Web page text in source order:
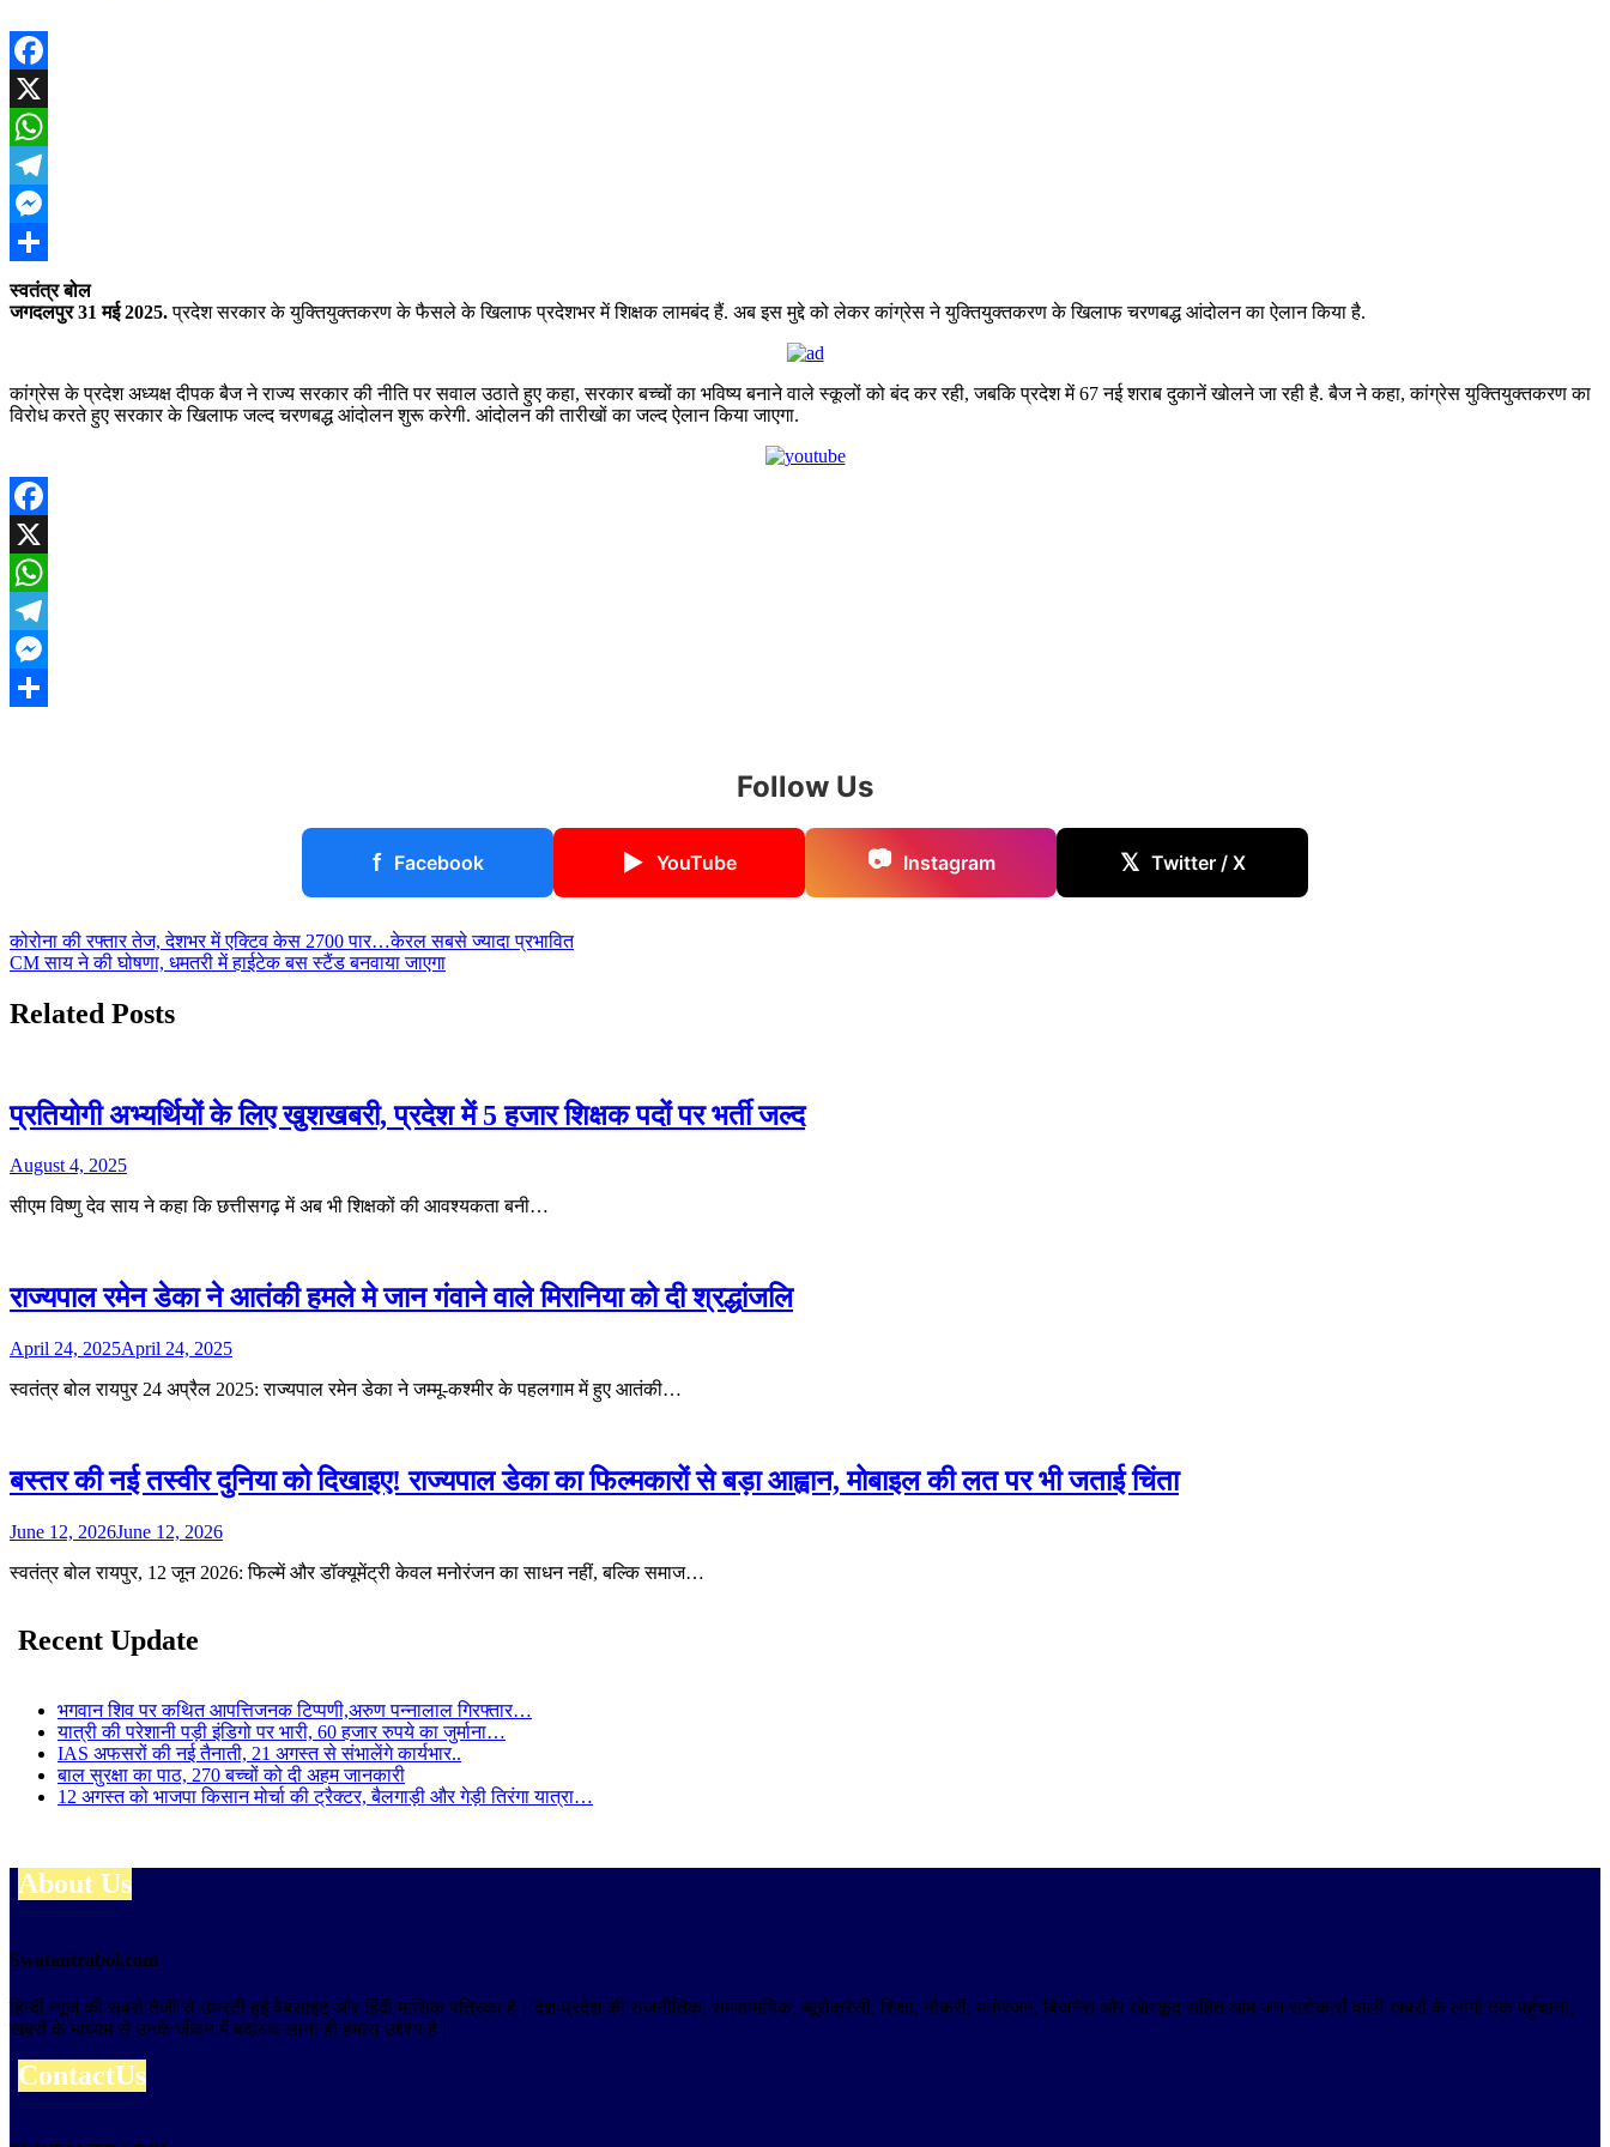
Facebook
X
WhatsApp
Telegram
Messenger
Share
स्वतंत्र बोल
जगदलपुर 31 मई 2025.प्रदेश सरकार के युक्तियुक्तकरण के फैसले के खिलाफ प्रदेशभर में शिक्षक लामबंद हैं. अब इस मुद्दे को लेकर कांग्रेस ने युक्तियुक्तकरण के खिलाफ चरणबद्ध आंदोलन का ऐलान किया है.
कांग्रेस के प्रदेश अध्यक्ष दीपक बैज ने राज्य सरकार की नीति पर सवाल उठाते हुए कहा, सरकार बच्चों का भविष्य बनाने वाले स्कूलों को बंद कर रही, जबकि प्रदेश में 67 नई शराब दुकानें खोलने जा रही है. बैज ने कहा, कांग्रेस युक्तियुक्तकरण का
विरोध करते हुए सरकार के खिलाफ जल्द चरणबद्ध आंदोलन शुरू करेगी. आंदोलन की तारीखों का जल्द ऐलान किया जाएगा.
Facebook
X
WhatsApp
Telegram
Messenger
Follow Us
f Facebook ▶ YouTube 📷 Instagram 𝕏 Twitter / X
Post
navigation
कोरोना की रफ्तार तेज, देशभर में एक्टिव केस 2700 पार…केरल सबसे ज्यादा प्रभावित
CM साय ने की घोषणा, धमतरी में हाईटेक बस स्टैंड बनवाया जाएगा
Related Posts
प्रतियोगी अभ्यर्थियों के लिए खुशखबरी, प्रदेश में 5 हजार शिक्षक पदों पर भर्ती जल्द
August 4, 2025
सीएम विष्णु देव साय ने कहा कि छत्तीसगढ़ में अब भी शिक्षकों की आवश्यकता बनी…
राज्यपाल रमेन डेका ने आतंकी हमले मे जान गंवाने वाले मिरानिया को दी श्रद्धांजलि
April 24, 2025April 24, 2025
स्वतंत्र बोल रायपुर 24 अप्रैल 2025: राज्यपाल रमेन डेका ने जम्मू-कश्मीर के पहलगाम में हुए आतंकी…
बस्तर की नई तस्वीर दुनिया को दिखाइए! राज्यपाल डेका का फिल्मकारों से बड़ा आह्वान, मोबाइल की लत पर भी जताई चिंता
June 12, 2026June 12, 2026
स्वतंत्र बोल रायपुर, 12 जून 2026: फिल्में और डॉक्यूमेंट्री केवल मनोरंजन का साधन नहीं, बल्कि समाज…
Recent Update
भगवान शिव पर कथित आपत्तिजनक टिप्पणी,अरुण पन्नालाल गिरफ्तार…
यात्री की परेशानी पड़ी इंडिगो पर भारी, 60 हजार रुपये का जुर्माना…
IAS अफसरों की नई तैनाती, 21 अगस्त से संभालेंगे कार्यभार..
बाल सुरक्षा का पाठ, 270 बच्चों को दी अहम जानकारी
12 अगस्त को भाजपा किसान मोर्चा की ट्रैक्टर, बैलगाड़ी और गेड़ी तिरंगा यात्रा…
About Us
Swatantrabol.com
हिन्दी न्यूज़ की सबसे तेजी से उभरती हुई वेबसाइट और हिंदी मासिक पत्रिका है। देश-प्रदेश की राजनीतिक, समसामयिक, ब्यूरोक्रेसी, शिक्षा, नौकरी, मनोरंजन, बिजनेस और खेलकूद सहित आम जन सरोकारों वाली खबरों के लोगो तक पहुंचाना,
खबरों के माध्यम से उनके जीवन में बदलाव लाना ही हमारा उद्देश्य है।
ContactUs